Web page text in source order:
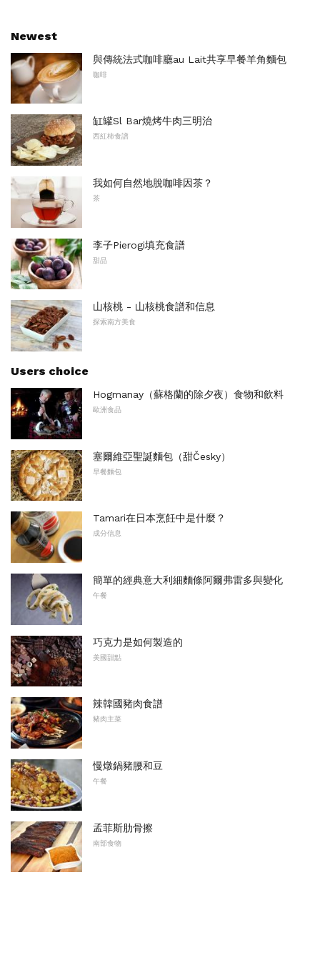
Newest
與傳統法式咖啡廳au Lait共享早餐羊角麵包
咖啡
缸罐Sl Bar燒烤牛肉三明治
西紅柿食譜
我如何自然地脫咖啡因茶？
茶
李子Pierogi填充食譜
甜品
山核桃 - 山核桃食譜和信息
探索南方美食
Users choice
Hogmanay（蘇格蘭的除夕夜）食物和飲料
歐洲食品
塞爾維亞聖誕麵包（甜Česky）
早餐麵包
Tamari在日本烹飪中是什麼？
成分信息
簡單的經典意大利細麵條阿爾弗雷多與變化
午餐
巧克力是如何製造的
美國甜點
辣韓國豬肉食譜
豬肉主菜
慢燉鍋豬腰和豆
午餐
孟菲斯肋骨擦
南部食物